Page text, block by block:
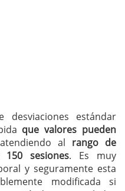
desviaciones estándar
que valores pueden
al rango de
sesiones. Es muy
y seguramente esta
modificada si